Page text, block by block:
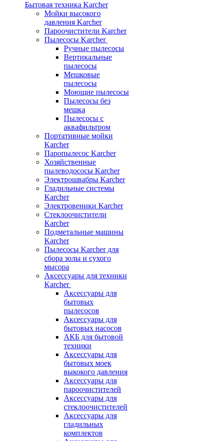
Бытовая техника Karcher
Мойки высокого
давления Karcher
Пароочистители Karcher
Пылесосы Karcher
Ручные пылесосы
Вертикальные
пылесосы
Мешковые
пылесосы
Моющие пылесосы
Пылесосы без
мешка
Пылесосы с
аквафильтром
Портативные мойки
Karcher
Паропылесос Karcher
Хозяйственные
пылеводососы Karcher
Электрошвабры Karcher
Гладильные системы
Karcher
Электровеники Karcher
Стеклоочистители
Karcher
Подметальные машины
Karcher
Пылесосы Karcher для
сбора золы и сухого
мысора
Аксессуары для техники
Karcher
Аксессуары для
бытовых
пылесосов
Аксессуары для
бытовых насосов
АКБ для бытовой
техники
Аксессуары для
бытовых моек
выкокого давления
Аксессуары для
пароочистителей
Аксессуары для
стеклоочистителей
Аксессуары для
гладильных
комплектов